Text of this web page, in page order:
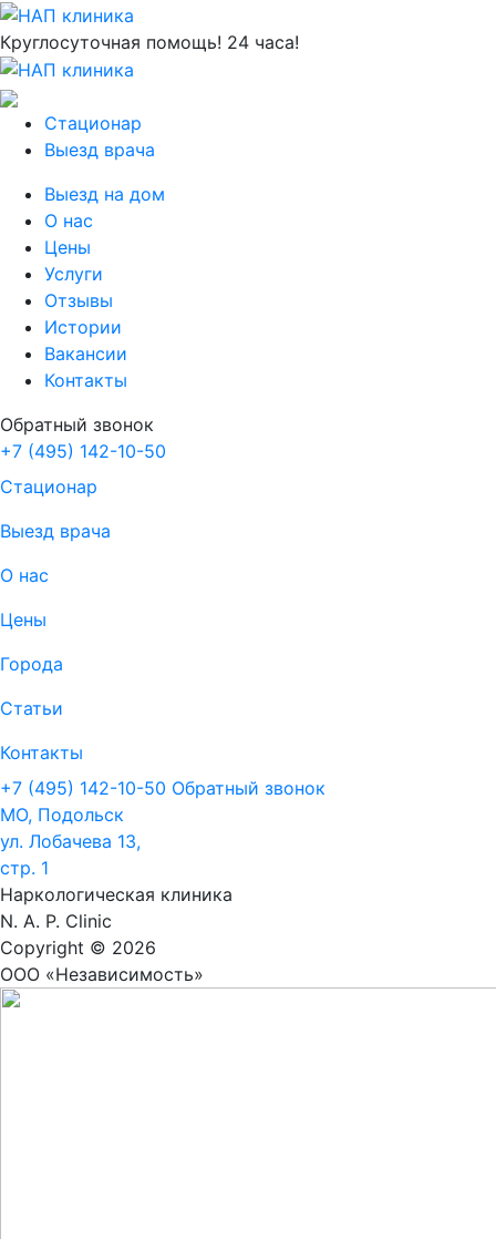
Круглосуточная помощь! 24 часа!
Стационар
Выезд врача
Выезд на дом
О нас
Цены
Услуги
Отзывы
Истории
Вакансии
Контакты
Обратный звонок
+7 (495) 142-10-50
Стационар
Выезд врача
О нас
Цены
Города
Статьи
Контакты
+7 (495) 142-10-50 Обратный звонок
МО, Подольск
ул. Лобачева 13,
стр. 1
Наркологическая клиника
N. A. P. Clinic
Copyright © 2026
ООО «Независимость»